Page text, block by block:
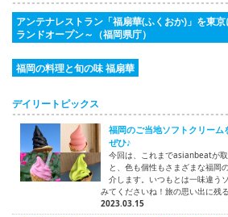
アンテナレストラン「福扇華(ふくおか)」を東
ランドオープン～（福岡県庁）
福岡の料理と旬の味 福扇華
デイリートピックス
福岡のご当地ソフトクリー
ぜひ♪
今回は、これまでasianbeatが
と、色も個性もさまざまな福岡
介します。いつもとは一味違う
みてくださいね！旅の思い出に残
2023.03.15